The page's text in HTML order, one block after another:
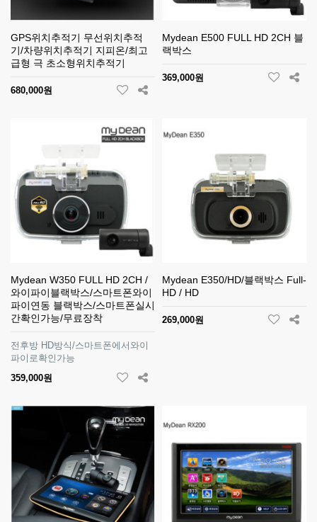
GPS위치추적기 무선위치추적
기/차량위치추적기 지피온/최고
급형 극 초소형위치추적기
680,000원
Mydean E500 FULL HD 2CH 블
랙박스
369,000원
Mydean W350 FULL HD 2CH /
와이파이블랙박스/스마트폰와이
파이연동 블랙박스/스마트폰실시
간확인가능/무료장착
전후방 HD방식/스마트폰에서와이
파이로확인가능
359,000원
Mydean E350/HD/블랙박스 Full-
HD / HD
269,000원